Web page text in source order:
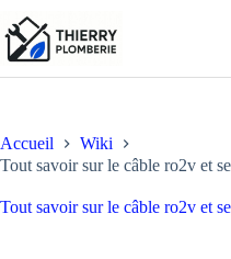
au
contenu
Accueil
Wiki
Tout savoir sur le câble ro2v et
Tout savoir sur le câble ro2v et